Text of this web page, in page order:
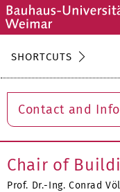
SHORTCUTS
Contact and
Chair of
Prof. Dr.-Ing. Conrad